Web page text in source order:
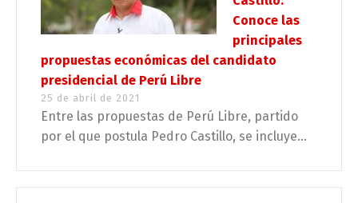
Conoce las
principales
propuestas económicas del candidato
presidencial de Perú Libre
25 de abril de 2021
Entre las propuestas de Perú Libre, partido
por el que postula Pedro Castillo, se incluye...